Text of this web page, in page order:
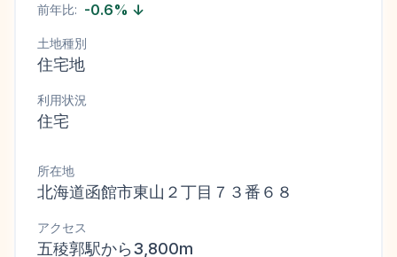
前年比: -0.6% ↓
土地種別
住宅地
利用状況
住宅
所在地
北海道函館市東山２丁目７３番６８
アクセス
五稜郭駅から3,800m